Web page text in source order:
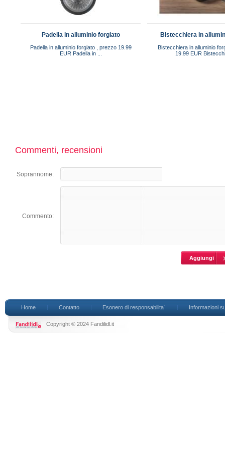
Padella in alluminio forgiato
Padella in alluminio forgiato , prezzo 19.99
EUR Padella in ...
Bistecchiera in
Bistecchiera in alluminio
19.99 EUR
Commenti, recensioni
Soprannome:
Commento:
Home Contatto Esonero di responsabilita` Informazioni
Copyright © 2024 Fandilidl.it